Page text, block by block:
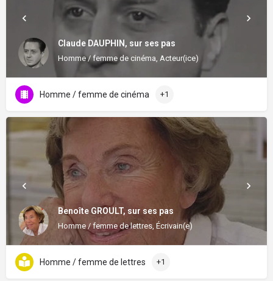
Claude DAUPHIN, sur ses pas
Homme / femme de cinéma, Acteur(ice)
Homme / femme de cinéma +1
Benoîte GROULT, sur ses pas
Homme / femme de lettres, Écrivain(e)
Homme / femme de lettres +1